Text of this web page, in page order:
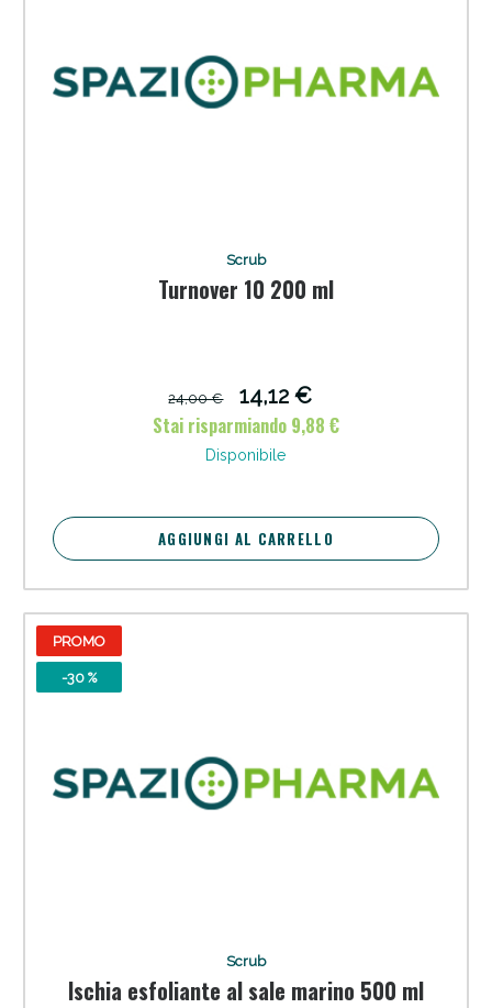
Scrub
Turnover 10 200 ml
24,00 €
14,12 €
Stai risparmiando 9,88 €
Disponibile
AGGIUNGI AL CARRELLO
PROMO
-30 %
Scrub
Ischia esfoliante al sale marino 500 ml